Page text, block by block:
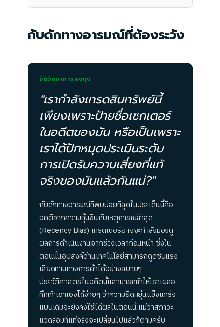
กับดักทางอารมณ์ที่ต้องระวัง
จิตวิทยาการลงทุน
"เรากำลังเทรดสินทรัพย์นี้
เพียงเพราะป้ายชื่อเซกเตอร์
ในอดีตของมัน หรือเป็นเพราะ
เราได้ปักหมุดประเมินระดับ
การเปิดรับความเสี่ยงที่แท้
จริงของมันแล้วกันแน่?"
กับดักทางอารมณ์ที่พบบ่อยที่สุดในประเด็นนี้คือ
อคติจากความคุ้นชินกับเหตุการณ์ล่าสุด
(Recency Bias) เทรดเดอร์อาจจะกำลังมองดู
ผลการดำเนินงานจากช่วงเวลาก่อนหน้า ซึ่งใน
ตอนนั้นอุปสงค์ด้านเทคโนโลยีสามารถดูดซับแรง
เสียดทานทางการค้าได้อย่างสบายๆ
ประวัติศาสตร์ในอดีตนั้นสามารถทำให้เราเผลอ
ทึกทักเอาเองได้ง่ายๆ ว่าความยืดหยุ่นแข็งแกร่ง
แบบเดิมจะยังคงใช้ได้ผลในตอนนี้ แม้ว่าสภาวะ
แวดล้อมที่แท้จริงจะเปลี่ยนไปแล้วก็ตามครับ